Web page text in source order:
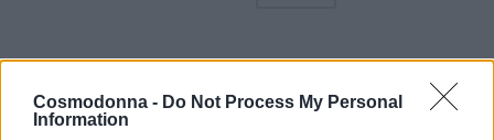
Cosmodonna - Do Not Process My Personal
Information